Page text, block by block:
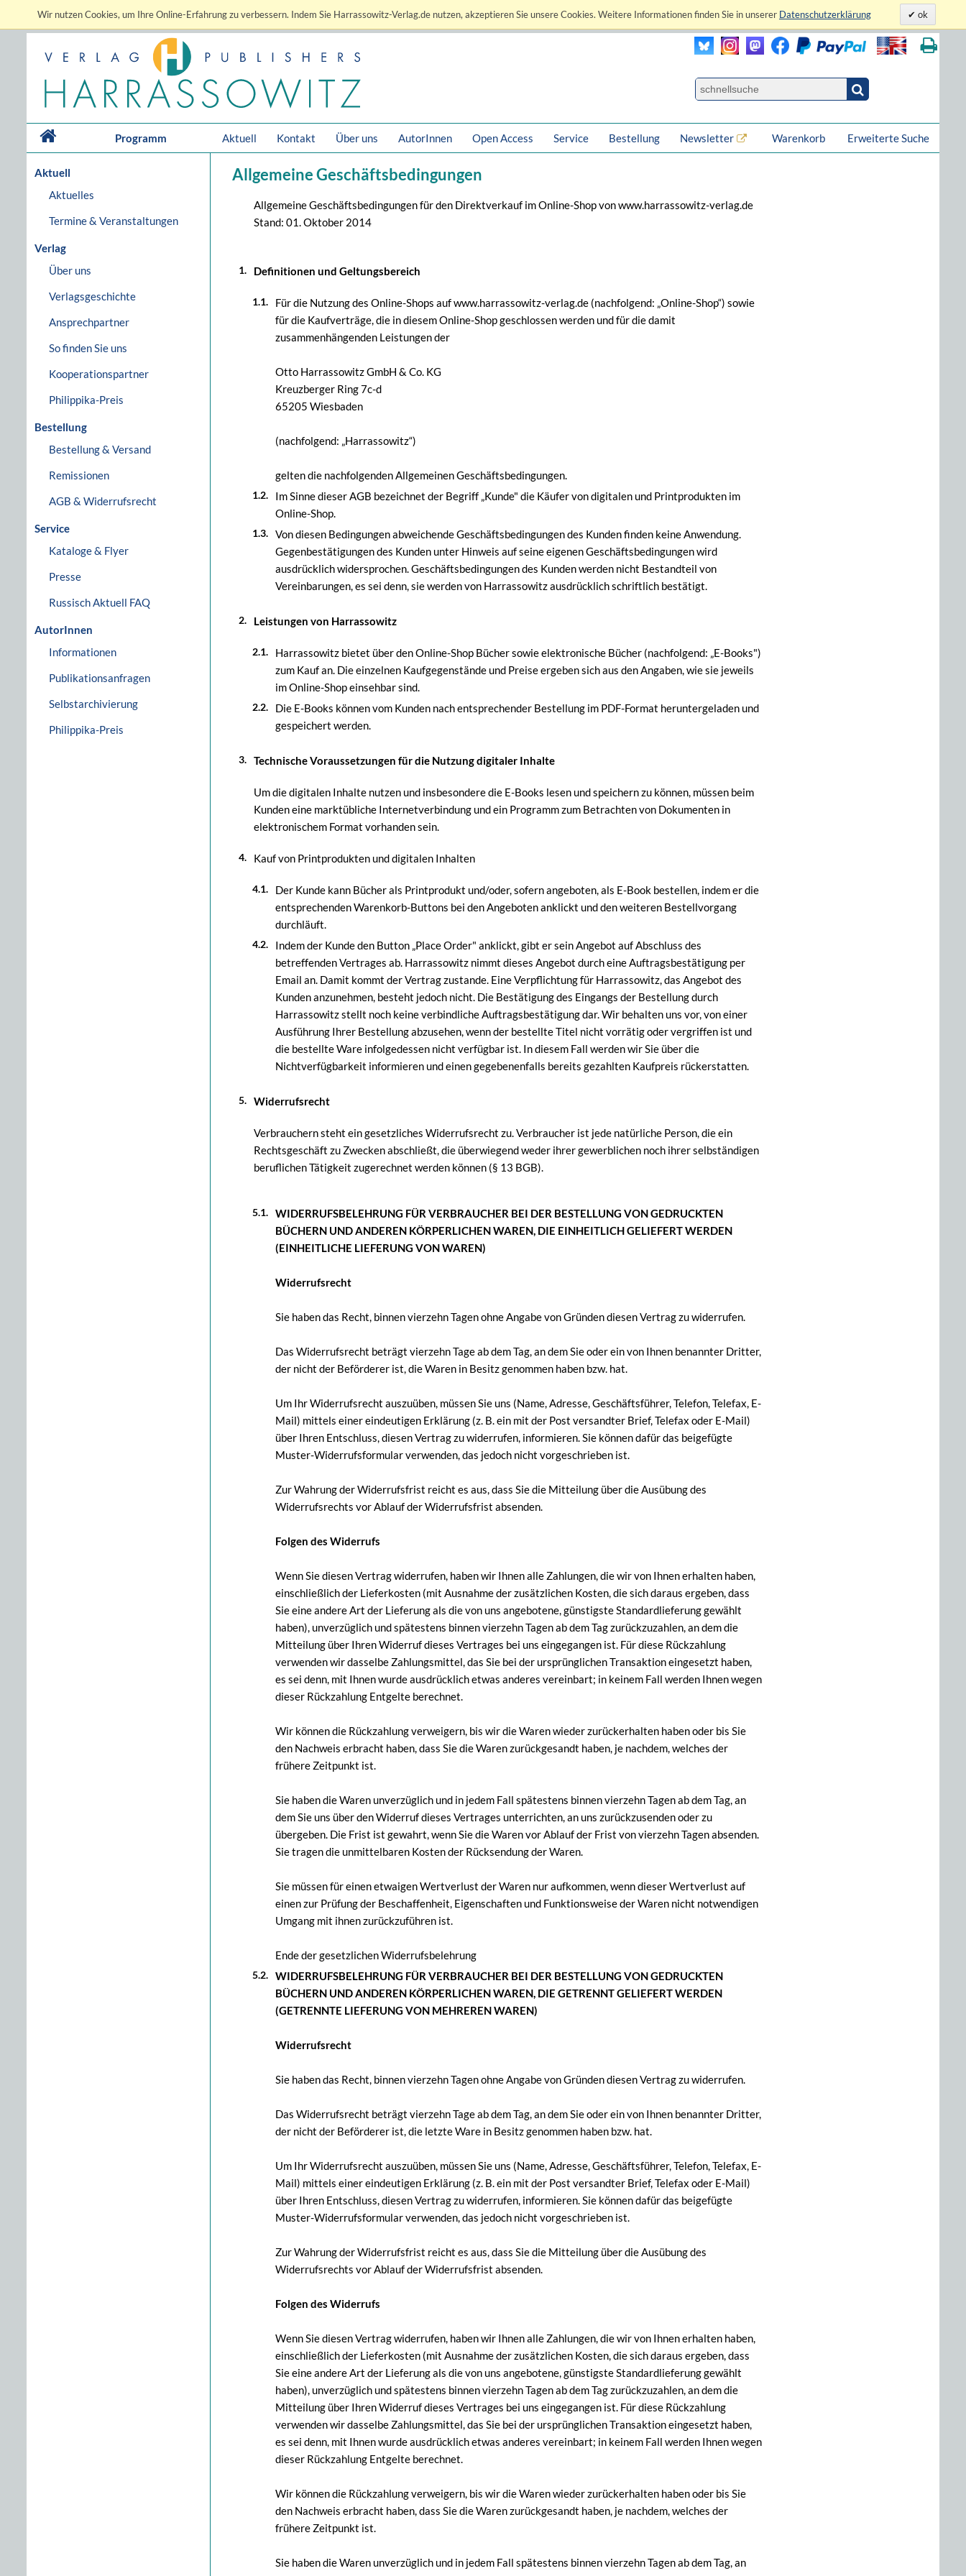
Wir nutzen Cookies, um Ihre Online-Erfahrung zu verbessern. Indem Sie Harrassowitz-Verlag.de nutzen, akzeptieren Sie unsere Cookies. Weitere Informationen finden Sie in unserer Datenschutzerklärung ok
Programm Aktuell Kontakt Über uns AutorInnen Open Access Service Bestellung Newsletter Erweiterte Suche
Warenkorb
Aktuell
Aktuelles
Termine & Veranstaltungen
Verlag
Über uns
Verlagsgeschichte
Ansprechpartner
So finden Sie uns
Kooperationspartner
Philippika-Preis
Bestellung
Bestellung & Versand
Remissionen
AGB & Widerrufsrecht
Service
Kataloge & Flyer
Presse
Russisch Aktuell FAQ
AutorInnen
Informationen
Publikationsanfragen
Selbstarchivierung
Philippika-Preis
Allgemeine Geschäftsbedingungen
Allgemeine Geschäftsbedingungen für den Direktverkauf im Online-Shop von www.harrassowitz-verlag.de
Stand: 01. Oktober 2014
Definitionen und Geltungsbereich
Für die Nutzung des Online-Shops auf www.harrassowitz-verlag.de (nachfolgend: „Online-Shop“) sowie
für die Kaufverträge, die in diesem Online-Shop geschlossen werden und für die damit
zusammenhängenden Leistungen der
Otto Harrassowitz GmbH & Co. KG
Kreuzberger Ring 7c-d
65205 Wiesbaden
(nachfolgend: „Harrassowitz“)
gelten die nachfolgenden Allgemeinen Geschäftsbedingungen.
Im Sinne dieser AGB bezeichnet der Begriff „Kunde" die Käufer von digitalen und Printprodukten im
Online-Shop.
Von diesen Bedingungen abweichende Geschäftsbedingungen des Kunden finden keine Anwendung.
Gegenbestätigungen des Kunden unter Hinweis auf seine eigenen Geschäftsbedingungen wird
ausdrücklich widersprochen. Geschäftsbedingungen des Kunden werden nicht Bestandteil von
Vereinbarungen, es sei denn, sie werden von Harrassowitz ausdrücklich schriftlich bestätigt.
Leistungen von Harrassowitz
Harrassowitz bietet über den Online-Shop Bücher sowie elektronische Bücher (nachfolgend: „E-Books")
zum Kauf an. Die einzelnen Kaufgegenstände und Preise ergeben sich aus den Angaben, wie sie jeweils
im Online-Shop einsehbar sind.
Die E-Books können vom Kunden nach entsprechender Bestellung im PDF-Format heruntergeladen und
gespeichert werden.
Technische Voraussetzungen für die Nutzung digitaler Inhalte
Um die digitalen Inhalte nutzen und insbesondere die E-Books lesen und speichern zu können, müssen beim
Kunden eine marktübliche Internetverbindung und ein Programm zum Betrachten von Dokumenten in
elektronischem Format vorhanden sein.
Kauf von Printprodukten und digitalen Inhalten
Der Kunde kann Bücher als Printprodukt und/oder, sofern angeboten, als E-Book bestellen, indem er die
entsprechenden Warenkorb-Buttons bei den Angeboten anklickt und den weiteren Bestellvorgang
durchläuft.
Indem der Kunde den Button „Place Order" anklickt, gibt er sein Angebot auf Abschluss des
betreffenden Vertrages ab. Harrassowitz nimmt dieses Angebot durch eine Auftragsbestätigung per
Email an. Damit kommt der Vertrag zustande. Eine Verpflichtung für Harrassowitz, das Angebot des
Kunden anzunehmen, besteht jedoch nicht. Die Bestätigung des Eingangs der Bestellung durch
Harrassowitz stellt noch keine verbindliche Auftragsbestätigung dar. Wir behalten uns vor, von einer
Ausführung Ihrer Bestellung abzusehen, wenn der bestellte Titel nicht vorrätig oder vergriffen ist und
die bestellte Ware infolgedessen nicht verfügbar ist. In diesem Fall werden wir Sie über die
Nichtverfügbarkeit informieren und einen gegebenenfalls bereits gezahlten Kaufpreis rückerstatten.
Widerrufsrecht
Verbrauchern steht ein gesetzliches Widerrufsrecht zu. Verbraucher ist jede natürliche Person, die ein
Rechtsgeschäft zu Zwecken abschließt, die überwiegend weder ihrer gewerblichen noch ihrer selbständigen
beruflichen Tätigkeit zugerechnet werden können (§ 13 BGB).
WIDERRUFSBELEHRUNG FÜR VERBRAUCHER BEI DER BESTELLUNG VON GEDRUCKTEN
BÜCHERN UND ANDEREN KÖRPERLICHEN WAREN, DIE EINHEITLICH GELIEFERT WERDEN
(EINHEITLICHE LIEFERUNG VON WAREN)
Widerrufsrecht
Sie haben das Recht, binnen vierzehn Tagen ohne Angabe von Gründen diesen Vertrag zu widerrufen.
Das Widerrufsrecht beträgt vierzehn Tage ab dem Tag, an dem Sie oder ein von Ihnen benannter Dritter,
der nicht der Beförderer ist, die Waren in Besitz genommen haben bzw. hat.
Um Ihr Widerrufsrecht auszuüben, müssen Sie uns (Name, Adresse, Geschäftsführer, Telefon, Telefax, E-
Mail) mittels einer eindeutigen Erklärung (z. B. ein mit der Post versandter Brief, Telefax oder E-Mail)
über Ihren Entschluss, diesen Vertrag zu widerrufen, informieren. Sie können dafür das beigefügte
Muster-Widerrufsformular verwenden, das jedoch nicht vorgeschrieben ist.
Zur Wahrung der Widerrufsfrist reicht es aus, dass Sie die Mitteilung über die Ausübung des
Widerrufsrechts vor Ablauf der Widerrufsfrist absenden.
Folgen des Widerrufs
Wenn Sie diesen Vertrag widerrufen, haben wir Ihnen alle Zahlungen, die wir von Ihnen erhalten haben,
einschließlich der Lieferkosten (mit Ausnahme der zusätzlichen Kosten, die sich daraus ergeben, dass
Sie eine andere Art der Lieferung als die von uns angebotene, günstigste Standardlieferung gewählt
haben), unverzüglich und spätestens binnen vierzehn Tagen ab dem Tag zurückzuzahlen, an dem die
Mitteilung über Ihren Widerruf dieses Vertrages bei uns eingegangen ist. Für diese Rückzahlung
verwenden wir dasselbe Zahlungsmittel, das Sie bei der ursprünglichen Transaktion eingesetzt haben,
es sei denn, mit Ihnen wurde ausdrücklich etwas anderes vereinbart; in keinem Fall werden Ihnen wegen
dieser Rückzahlung Entgelte berechnet.
Wir können die Rückzahlung verweigern, bis wir die Waren wieder zurückerhalten haben oder bis Sie
den Nachweis erbracht haben, dass Sie die Waren zurückgesandt haben, je nachdem, welches der
frühere Zeitpunkt ist.
Sie haben die Waren unverzüglich und in jedem Fall spätestens binnen vierzehn Tagen ab dem Tag, an
dem Sie uns über den Widerruf dieses Vertrages unterrichten, an uns zurückzusenden oder zu
übergeben. Die Frist ist gewahrt, wenn Sie die Waren vor Ablauf der Frist von vierzehn Tagen absenden.
Sie tragen die unmittelbaren Kosten der Rücksendung der Waren.
Sie müssen für einen etwaigen Wertverlust der Waren nur aufkommen, wenn dieser Wertverlust auf
einen zur Prüfung der Beschaffenheit, Eigenschaften und Funktionsweise der Waren nicht notwendigen
Umgang mit ihnen zurückzuführen ist.
Ende der gesetzlichen Widerrufsbelehrung
WIDERRUFSBELEHRUNG FÜR VERBRAUCHER BEI DER BESTELLUNG VON GEDRUCKTEN
BÜCHERN UND ANDEREN KÖRPERLICHEN WAREN, DIE GETRENNT GELIEFERT WERDEN
(GETRENNTE LIEFERUNG VON MEHREREN WAREN)
Widerrufsrecht
Sie haben das Recht, binnen vierzehn Tagen ohne Angabe von Gründen diesen Vertrag zu widerrufen.
Das Widerrufsrecht beträgt vierzehn Tage ab dem Tag, an dem Sie oder ein von Ihnen benannter Dritter,
der nicht der Beförderer ist, die letzte Ware in Besitz genommen haben bzw. hat.
Um Ihr Widerrufsrecht auszuüben, müssen Sie uns (Name, Adresse, Geschäftsführer, Telefon, Telefax, E-
Mail) mittels einer eindeutigen Erklärung (z. B. ein mit der Post versandter Brief, Telefax oder E-Mail)
über Ihren Entschluss, diesen Vertrag zu widerrufen, informieren. Sie können dafür das beigefügte
Muster-Widerrufsformular verwenden, das jedoch nicht vorgeschrieben ist.
Zur Wahrung der Widerrufsfrist reicht es aus, dass Sie die Mitteilung über die Ausübung des
Widerrufsrechts vor Ablauf der Widerrufsfrist absenden.
Folgen des Widerrufs
Wenn Sie diesen Vertrag widerrufen, haben wir Ihnen alle Zahlungen, die wir von Ihnen erhalten haben,
einschließlich der Lieferkosten (mit Ausnahme der zusätzlichen Kosten, die sich daraus ergeben, dass
Sie eine andere Art der Lieferung als die von uns angebotene, günstigste Standardlieferung gewählt
haben), unverzüglich und spätestens binnen vierzehn Tagen ab dem Tag zurückzuzahlen, an dem die
Mitteilung über Ihren Widerruf dieses Vertrages bei uns eingegangen ist. Für diese Rückzahlung
verwenden wir dasselbe Zahlungsmittel, das Sie bei der ursprünglichen Transaktion eingesetzt haben,
es sei denn, mit Ihnen wurde ausdrücklich etwas anderes vereinbart; in keinem Fall werden Ihnen wegen
dieser Rückzahlung Entgelte berechnet.
Wir können die Rückzahlung verweigern, bis wir die Waren wieder zurückerhalten haben oder bis Sie
den Nachweis erbracht haben, dass Sie die Waren zurückgesandt haben, je nachdem, welches der
frühere Zeitpunkt ist.
Sie haben die Waren unverzüglich und in jedem Fall spätestens binnen vierzehn Tagen ab dem Tag, an